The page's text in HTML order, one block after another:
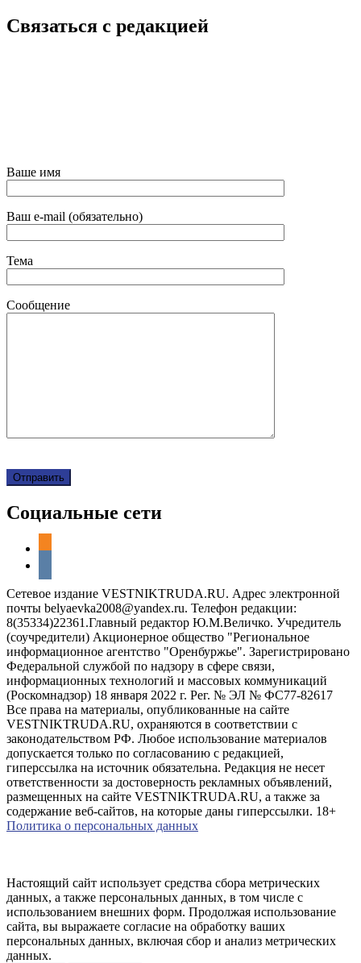
Связаться с редакцией
Ваше имя
Ваш e-mail (обязательно)
Тема
Сообщение
Социальные сети
Сетевое издание VESTNIKTRUDA.RU. Адрес электронной
почты belyaevka2008@yandex.ru. Телефон редакции:
8(35334)22361.Главный редактор Ю.М.Величко. Учредитель
(соучредители) Акционерное общество "Региональное
информационное агентство "Оренбуржье". Зарегистрировано
Федеральной службой по надзору в сфере связи,
информационных технологий и массовых коммуникаций
(Роскомнадзор) 18 января 2022 г. Рег. № ЭЛ № ФС77-82617
Все права на материалы, опубликованные на сайте
VESTNIKTRUDA.RU, охраняются в соответствии с
законодательством РФ. Любое использование материалов
допускается только по согласованию с редакцией,
гиперссылка на источник обязательна. Редакция не несет
ответственности за достоверность рекламных объявлений,
размещенных на сайте VESTNIKTRUDA.RU, а также за
содержание веб-сайтов, на которые даны гиперссылки. 18+
Политика о персональных данных
Настоящий сайт использует средства сбора метрических
данных, а также персональных данных, в том числе с
использованием внешних форм. Продолжая использование
сайта, вы выражаете согласие на обработку ваших
персональных данных, включая сбор и анализ метрических
данных.